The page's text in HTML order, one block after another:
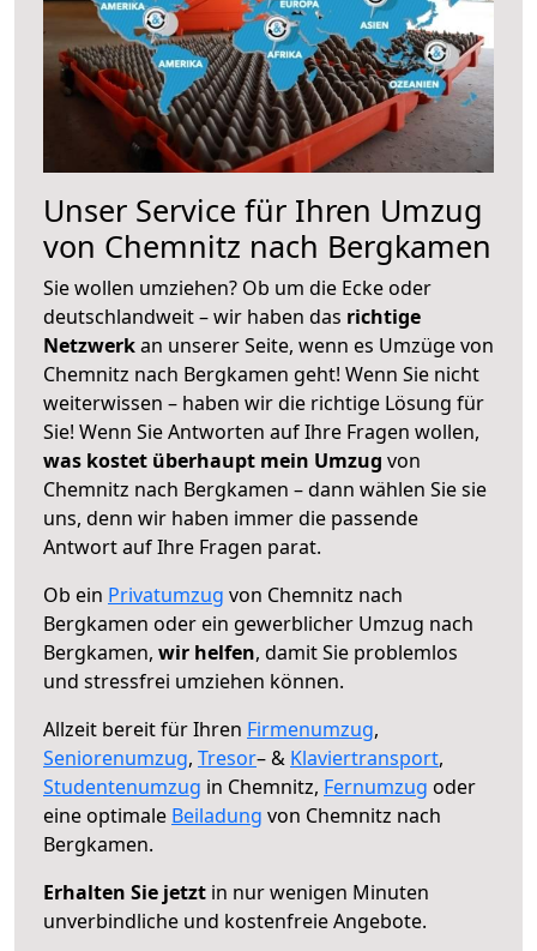
Unser Service für Ihren Umzug
von Chemnitz nach Bergkamen
Sie wollen umziehen? Ob um die Ecke oder
deutschlandweit – wir haben das richtige
Netzwerkan unserer Seite, wenn es Umzüge von
Chemnitz nach Bergkamen geht! Wenn Sie nicht
weiterwissen – haben wir die richtige Lösung für
Sie! Wenn Sie Antworten auf Ihre Fragen wollen,
was kostet überhaupt mein Umzug von
Chemnitz nach Bergkamen – dann wählen Sie sie
uns, denn wir haben immer die passende
Antwort auf Ihre Fragen parat.
Ob ein Privatumzug von Chemnitz nach
Bergkamen oder ein gewerblicher Umzug nach
Bergkamen, wir helfen, damit Sie problemlos
und stressfrei umziehen können.
Allzeit bereit für Ihren Firmenumzug,
Seniorenumzug, Tresor– & Klaviertransport,
Studentenumzug in Chemnitz, Fernumzug oder
eine optimale Beiladung von Chemnitz nach
Bergkamen.
Erhalten Sie jetzt in nur wenigen Minuten
unverbindliche und kostenfreie Angebote.